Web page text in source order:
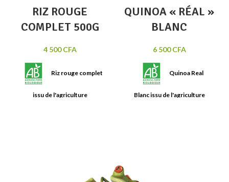
RIZ ROUGE
COMPLET 500G
4 500CFA
Riz rouge complet
issu de l'agriculture
QUINOA « RÉAL »
BLANC
6 500CFA
Quinoa Real
Blanc issu de l'agriculture